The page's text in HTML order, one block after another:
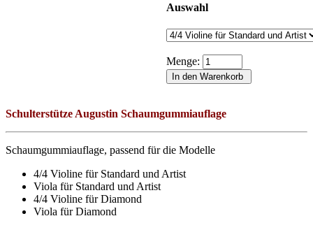
Auswahl
Menge:
Schulterstütze Augustin Schaumgummiauflage
Schaumgummiauflage, passend für die Modelle
4/4 Violine für Standard und Artist
Viola für Standard und Artist
4/4 Violine für Diamond
Viola für Diamond